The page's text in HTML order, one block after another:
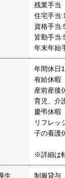
残業手当
住宅手当
資格手当
皆勤手当
年末年始
年間休日
有給休暇
産前産後
育児、介
慶弔休暇
リフレッ
子の看護
※詳細は
生
制服貸与